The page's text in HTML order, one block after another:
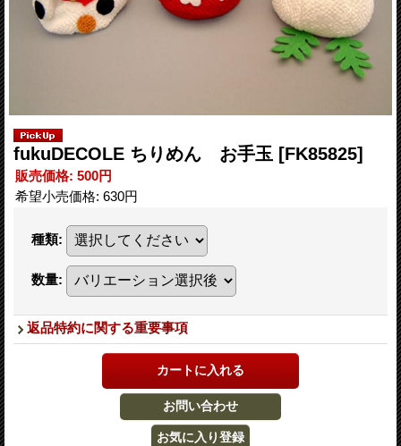
fukuDECOLE ちりめん お手玉 [FK85825]
販売価格: 500円
希望小売価格: 630円
種類:
数量:
返品特約に関する重要事項